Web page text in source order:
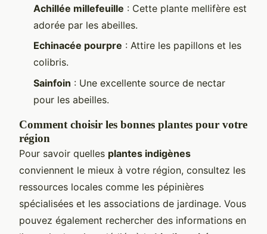
Achillée millefeuille : Cette plante mellifère est
adorée par les abeilles.
Echinacée pourpre : Attire les papillons et les
colibris.
Sainfoin : Une excellente source de nectar
pour les abeilles.
Comment choisir les bonnes plantes pour votre
région
Pour savoir quelles plantes indigènes
conviennent le mieux à votre région, consultez les
ressources locales comme les pépinières
spécialisées et les associations de jardinage. Vous
pouvez également rechercher des informations en